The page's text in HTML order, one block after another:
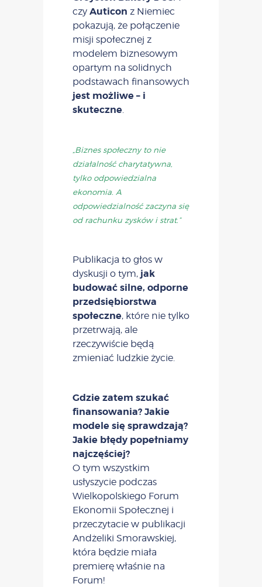
czy Auticon z Niemiec
pokazują, że połączenie
misji społecznej z
modelem biznesowym
opartym na solidnych
podstawach finansowych
jest możliwe – i
skuteczne.
„Biznes społeczny to nie
działalność charytatywna,
tylko odpowiedzialna
ekonomia. A
odpowiedzialność zaczyna się
od rachunku zysków i strat.”
Publikacja to głos w
dyskusji o tym, jak
budować silne, odporne
przedsiębiorstwa
społeczne, które nie tylko
przetrwają, ale
rzeczywiście będą
zmieniać ludzkie życie.
Gdzie zatem szukać
finansowania? Jakie
modele się sprawdzają?
Jakie błędy popełniamy
najczęściej?
O tym wszystkim
usłyszycie podczas
Wielkopolskiego Forum
Ekonomii Społecznej i
przeczytacie w publikacji
Andżeliki Smorawskiej,
która będzie miała
premierę właśnie na
Forum!